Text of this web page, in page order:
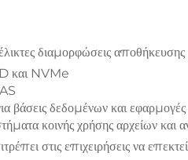
διαμορφώσεις αποθήκευσης
και NVMe
βάσεις δεδομένων και εφαρμογές
κοινής χρήσης αρχείων και
στις επιχειρήσεις να